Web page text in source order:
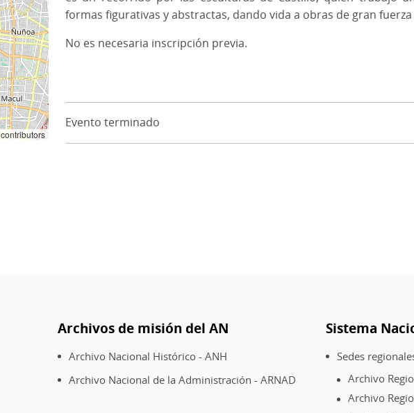
formas figurativas y abstractas, dando vida a obras de gran fuerza
No es necesaria inscripción previa.
Evento terminado
contributors
Archivos de misión del AN
Archivo Nacional Histórico - ANH
Archivo Nacional de la Administración - ARNAD
Sistema
Sedes
Archivo
Archivo